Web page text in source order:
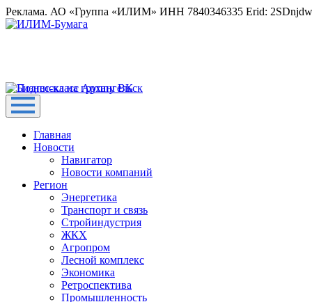
Реклама. АО «Группа «ИЛИМ» ИНН 7840346335 Erid:
Главная
Новости
Навигатор
Новости компаний
Регион
Энергетика
Транспорт и связь
Стройиндустрия
ЖКХ
Агропром
Лесной комплекс
Экономика
Ретроспектива
Промышленность